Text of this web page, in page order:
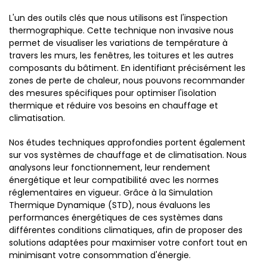
L'un des outils clés que nous utilisons est l'inspection
thermographique. Cette technique non invasive nous
permet de visualiser les variations de température à
travers les murs, les fenêtres, les toitures et les autres
composants du bâtiment. En identifiant précisément les
zones de perte de chaleur, nous pouvons recommander
des mesures spécifiques pour optimiser l'isolation
thermique et réduire vos besoins en chauffage et
climatisation.
Nos études techniques approfondies portent également
sur vos systèmes de chauffage et de climatisation. Nous
analysons leur fonctionnement, leur rendement
énergétique et leur compatibilité avec les normes
réglementaires en vigueur. Grâce à la Simulation
Thermique Dynamique (STD), nous évaluons les
performances énergétiques de ces systèmes dans
différentes conditions climatiques, afin de proposer des
solutions adaptées pour maximiser votre confort tout en
minimisant votre consommation d'énergie.